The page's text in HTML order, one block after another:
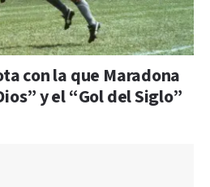
con la que Maradona
y el “Gol del Siglo”